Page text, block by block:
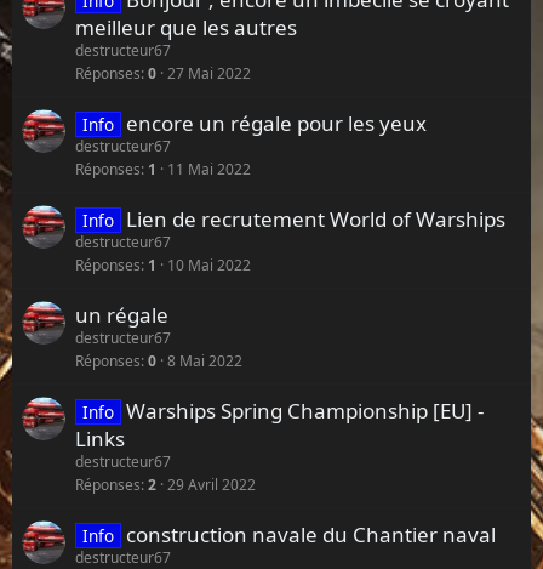
meilleur que les autres
destructeur67
Réponses 0 27 Mai 2022
Info encore un régale pour les yeux
destructeur67
Réponses 1 11 Mai 2022
Info Lien de recrutement World of Warships
destructeur67
Réponses 1 10 Mai 2022
un régale
destructeur67
Réponses 0 8 Mai 2022
Info Warships Spring Championship [EU] -
Links
destructeur67
Réponses 2 29 Avril 2022
Info construction navale du Chantier naval
destructeur67